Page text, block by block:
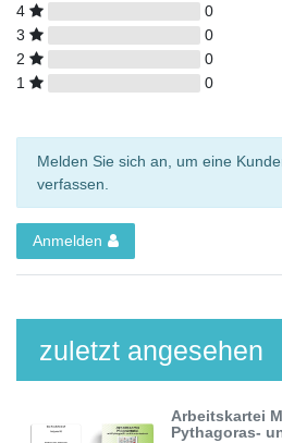
4
0
3
0
2
0
1
0
Melden Sie sich an, um eine
verfassen.
Anmelden
zuletzt angesehen
Arbeitskartei
Pythagoras-